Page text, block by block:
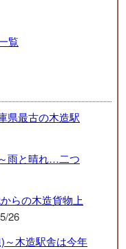
覧
県最古の木造駅
雨と晴れ…二つ
らの木造貨物上
26
～木造駅舎は今年